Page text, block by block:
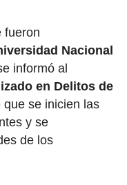
fueron
Nacional
informó al
en Delitos de
que se inicien las
y se
de los